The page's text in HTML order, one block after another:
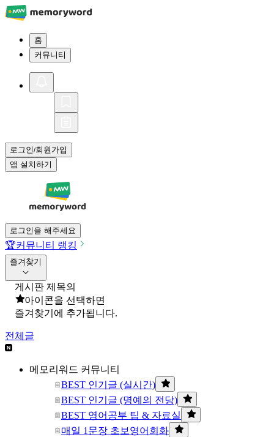
홈
커뮤니티
로그인/회원가입
앱 설치하기
로그인을 해주세요
🏆커뮤니티 랭킹
즐겨찾기
게시판 제목의
아이콘을 선택하면
즐겨찾기에 추가됩니다.
전체글
메모리워드 커뮤니티
BEST 인기글 (실시간)
BEST 인기글 (명예의 전당)
BEST 영어공부 팁 & 자료실
매일 1문장 초보영어회화